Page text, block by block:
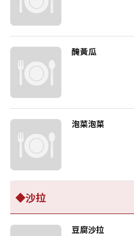
醃黃瓜
泡菜泡菜
◆沙拉
豆腐沙拉